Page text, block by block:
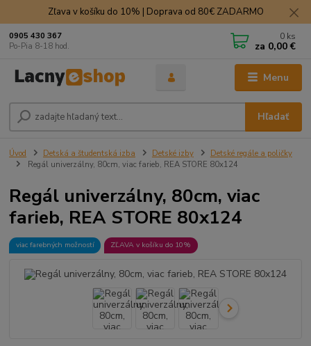
Zľava v košíku do 10% | Doprava od 80€ ZADARMO
Menu
Hľadať
0905 430 367
Po-Pia 8-18 hod.
0 ks
za 0,00 €
Úvod Detská a študentská izba Detské izby
Detské regále a poličky
Regál univerzálny, 80cm, viac farieb, REA STORE 80x124
Regál univerzálny, 80cm, viac
farieb, REA STORE 80x124
viac farebných možností ZĽAVA v košíku do 10%